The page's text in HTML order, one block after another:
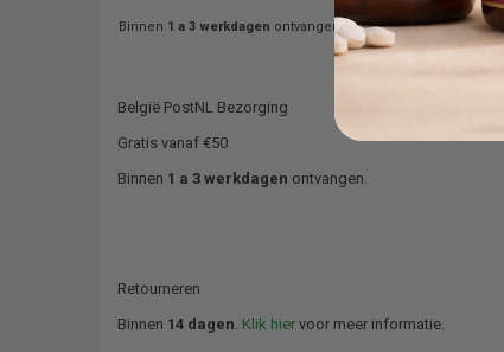
Binnen 1 a 3 werkdagen ontvangen.
België PostNL Bezorging
Gratis vanaf €50
Binnen 1 a 3 werkdagen ontvangen.
Retourneren
Binnen 14 dagen. Klik hier voor meer informatie.